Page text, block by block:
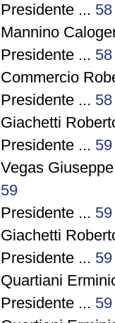
Presidente ... 58
Mannino
Presidente ... 58
Commercio
Presidente ... 58
Giachetti
Presidente ... 59
Vegas
59
Presidente ... 59
Giachetti
Presidente ... 59
Quartiani
Presidente ... 59